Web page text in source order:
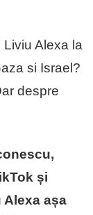
Alexa la
si Israel?
despre
și
Alexa așa